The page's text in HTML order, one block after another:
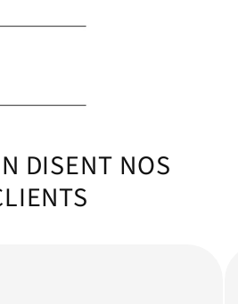
DISENT NOS